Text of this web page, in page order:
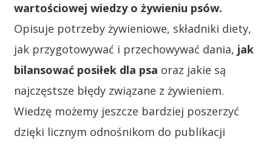
wartościowej wiedzy o żywieniu psów.
Opisuje potrzeby żywieniowe, składniki diety,
jak przygotowywać i przechowywać dania, jak
bilansować posiłek dla psa oraz jakie są
najczęstsze błędy związane z żywieniem.
Wiedzę możemy jeszcze bardziej poszerzyć
dzięki licznym odnośnikom do publikacji